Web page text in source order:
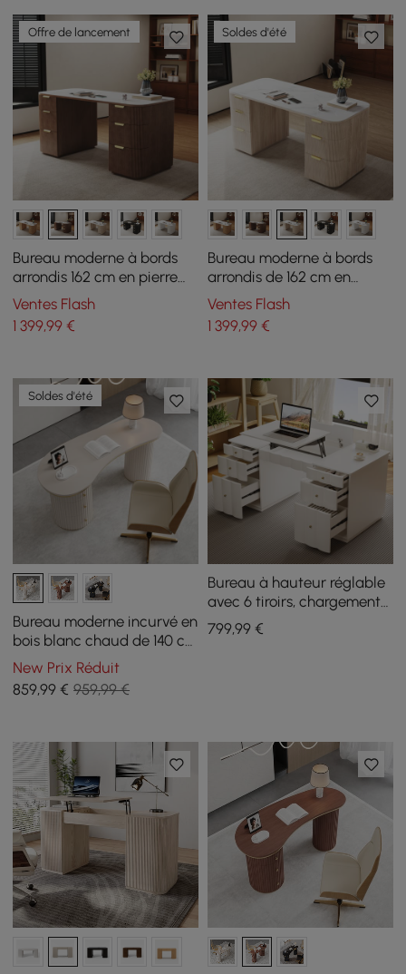
Offre de lancement
Bureau moderne à bords
arrondis 162 cm en pierre
frittée blanc brillant et
finition noyer avec double
rangement
Ventes Flash
1 399,99 €
Soldes d'été
Bureau moderne à bords
arrondis de 162 cm en
pierre frittée blanc brillant
et blanc délavé avec
double rangement
Ventes Flash
1 399,99€
Soldes d'été
Bureau moderne incurvé en
bois blanc chaud de 140 cm
avec 3 tiroirs et double
piètement cannelé
New Prix Réduit
859,99 € 959,99 €
Bureau à hauteur réglable
avec 6 tiroirs, chargement
et prise sans fil pour le
bureau à domicile
799,99€